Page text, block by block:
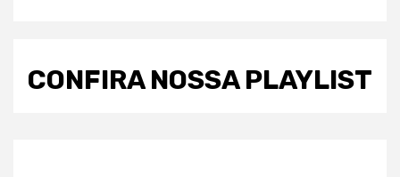
CONFIRA NOSSA PLAYLIST